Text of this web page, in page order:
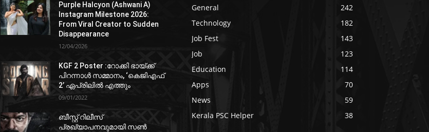
Purple Halcyon (Ashwani A)
Instagram Milestone 2026:
From Viral Creator to Sudden
Disappearance
12/04/2026
KGF 2 Poster :റോക്കി ഭായ്ക്ക്
പിറന്നാൾ സമ്മാനം, ‘കെജിഎഫ്
2’ ഏപ്രിലിൽ എത്തും
09/01/2022
ബീസ്റ്റ് റിലീസ്
പ്രഖ്യാപനവുമായി സണ്‍
General
242
Technology
182
Job Fest
143
Job
123
Education
114
Apps
70
News
59
Kerala PSC Helper
38